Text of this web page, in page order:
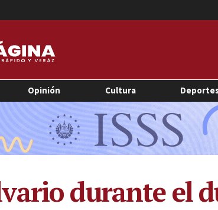
Opinión Cultura
durante el